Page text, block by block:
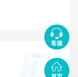
客服